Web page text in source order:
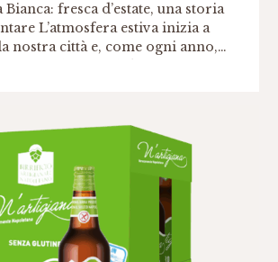
Bianca: fresca d’estate, una storia
L’atmosfera estiva inizia a
nostra città e, come ogni anno,
Napoli. Con l’arrivo dell’estate
deciso di realizzare una nuova
una blanche dalle note […]